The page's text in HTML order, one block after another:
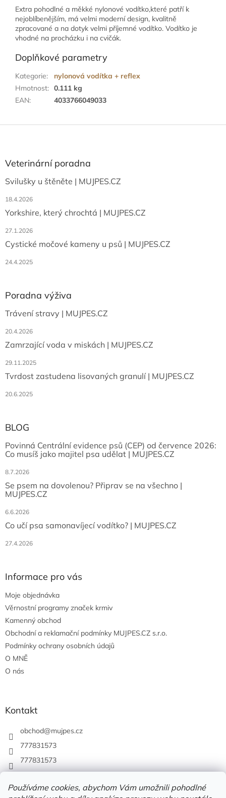
Používáme cookies, abychom Vám umožnili pohodlné
Extra pohodlné a měkké nylonové vodítko,které patří k
nejoblíbenějším, má velmi moderní design, kvalitně
zpracované a na dotyk velmi příjemné vodítko. Vodítko je
vhodné na procházku i na cvičák.
Doplňkové parametry
Kategorie:
nylonová vodítka + reflex
Hmotnost: 0.111 kg
EAN: 4033766049033
aVeterinární poradna
Svilušky u štěněte | MUJPES.CZ
18.4.2026
Yorkshire, který chrochtá | MUJPES.CZ
27.1.2026
Cystické močové kameny u psů | MUJPES.CZ
24.4.2025
Poradna výživa
Trávení stravy | MUJPES.CZ
20.4.2026
Zamrzající voda v miskách | MUJPES.CZ
29.11.2025
Tvrdost zastudena lisovaných granulí | MUJPES.CZ
20.6.2025
BLOG
Povinná Centrální evidence psů (CEP) od července 2026:
Co musíš jako majitel psa udělat | MUJPES.CZ
8.7.2026
Se psem na dovolenou? Připrav se na všechno |
MUJPES.CZ
6.6.2026
Co učí psa samonavíjecí vodítko? | MUJPES.CZ
27.4.2026
Informace pro vás
Moje objednávka
Věrnostní programy značek krmiv
Kamenný obchod
Obchodní a reklamační podmínky MUJPES.CZ s.r.o.
Podmínky ochrany osobních údajů
O MNĚ
O nás
Kontakt
obchod@mujpes.cz
777831573
777831573